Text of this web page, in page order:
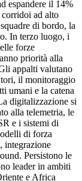
espandere il 14%
ad alto
di bordo, la
In terzo luogo, i
forze
priorità alla
appalti valutano
il monitoraggio
umani e la catena
digitalizzazione si
alla telemetria, le
​​e i sistemi di
di forza
integrazione
Persistono le
leader in ambiti
e Africa